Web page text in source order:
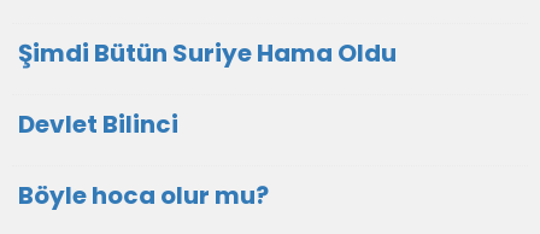
Şimdi Bütün Suriye Hama Oldu
Devlet Bilinci
Böyle hoca olur mu?